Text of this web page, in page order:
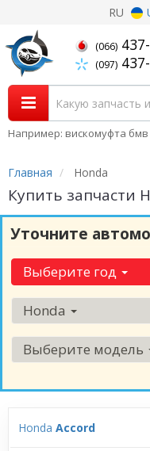
RU
(066)
(097)
Например: вискомуфта бмв
Главная Honda
Купить запчасти
Уточните
Выберите год
Honda
Выберите модель
Honda Accord